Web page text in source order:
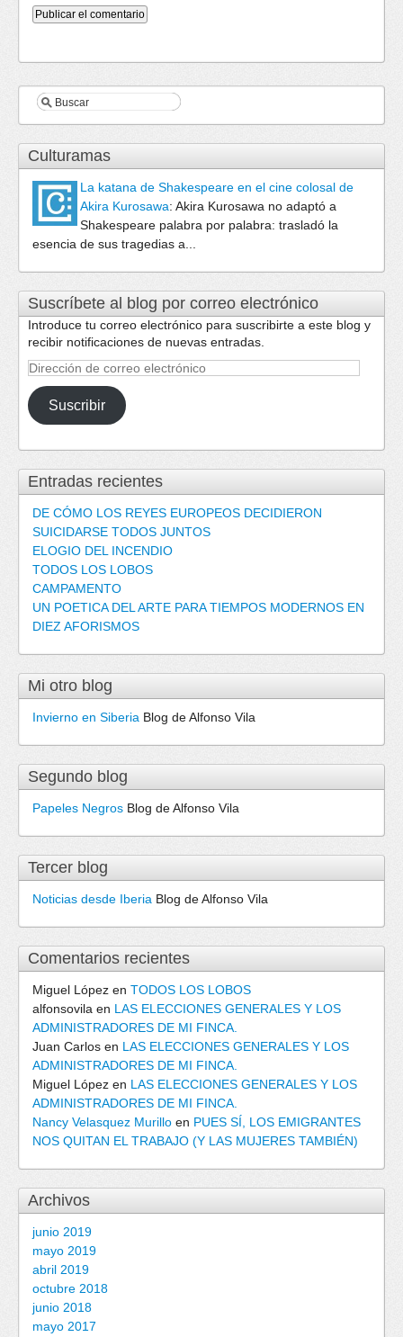
Culturamas
La katana de Shakespeare en el cine colosal de
Akira Kurosawa: Akira Kurosawa no adaptó a
Shakespeare palabra por palabra: trasladó la
esencia de sus tragedias a...
Suscríbete al blog por correo electrónico
Introduce tu correo electrónico para suscribirte a este blog y
recibir notificaciones de nuevas entradas.
Dirección
correo
electrónico
Suscribir
Entradas recientes
DE CÓMO LOS REYES EUROPEOS DECIDIERON
SUICIDARSE TODOS JUNTOS
ELOGIO DEL INCENDIO
TODOS LOS LOBOS
CAMPAMENTO
UN POETICA DEL ARTE PARA TIEMPOS MODERNOS EN
DIEZ AFORISMOS
Mi otro blog
Invierno en Siberia Blog de Alfonso Vila
Segundo blog
Papeles Negros Blog de Alfonso Vila
Tercer blog
Noticias desde Iberia Blog de Alfonso Vila
Comentarios recientes
Miguel López en TODOS LOS LOBOS
alfonsovila en LAS ELECCIONES GENERALES Y LOS
ADMINISTRADORES DE MI FINCA.
Juan Carlos en LAS ELECCIONES GENERALES Y LOS
ADMINISTRADORES DE MI FINCA.
Miguel López en LAS ELECCIONES GENERALES Y LOS
ADMINISTRADORES DE MI FINCA.
Nancy Velasquez Murillo en PUES SÍ, LOS EMIGRANTES
NOS QUITAN EL TRABAJO (Y LAS MUJERES TAMBIÉN)
Archivos
junio 2019
mayo 2019
abril 2019
octubre 2018
junio 2018
mayo 2017